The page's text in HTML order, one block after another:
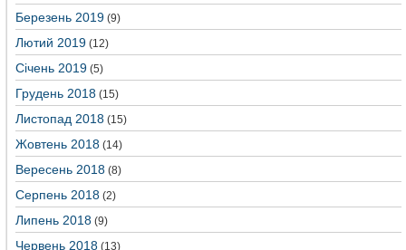
Березень 2019 (9)
Лютий 2019 (12)
Січень 2019 (5)
Грудень 2018 (15)
Листопад 2018 (15)
Жовтень 2018 (14)
Вересень 2018 (8)
Серпень 2018 (2)
Липень 2018 (9)
Червень 2018 (13)